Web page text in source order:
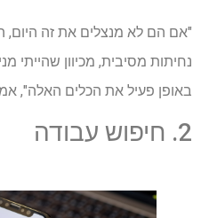
"אם הם לא מנצלים את זה
נחיתות מסיבית, מכיוון
באופן פעיל את הכלים האלה",
2. חיפוש עבודה